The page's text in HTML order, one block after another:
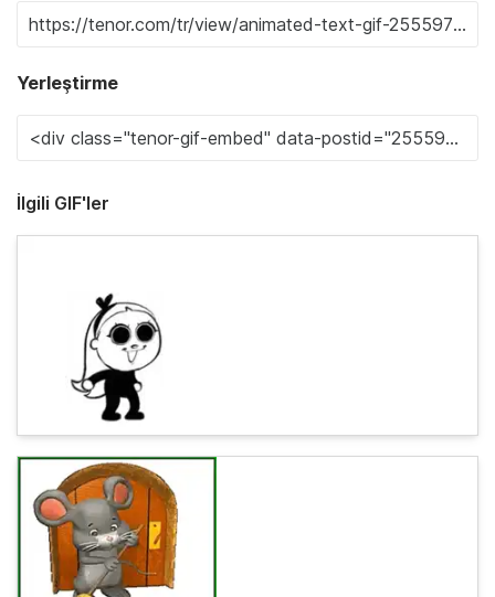
Yerleştirme
İlgili GIF'ler